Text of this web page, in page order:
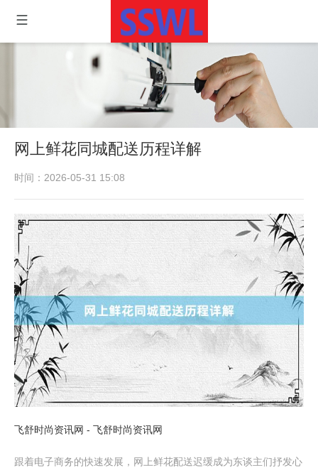
网上鲜花同城配送历程详解
时间：2026-05-31 15:08
飞舒时尚资讯网 - 飞舒时尚资讯网
跟着电子商务的快速发展，网上鲜花配送迟缓成为东谈主们抒发心